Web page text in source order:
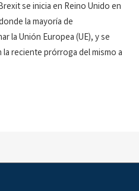
se inicia en Reino Unido en
la mayoría de
la Unión Europea (UE), y se
reciente prórroga del mismo a